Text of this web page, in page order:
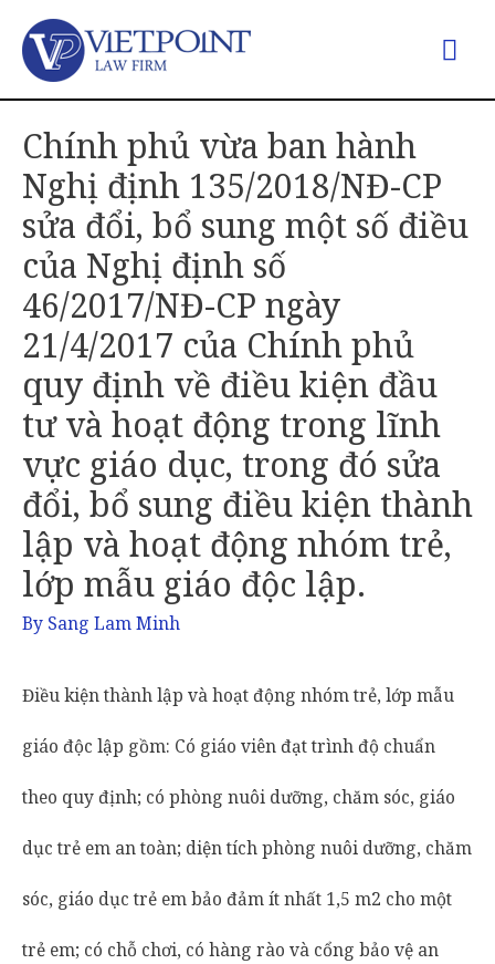
Chính phủ vừa ban hành
Nghị định 135/2018/NĐ-CP
sửa đổi, bổ sung một số điều
của Nghị định số
46/2017/NĐ-CP ngày
21/4/2017 của Chính phủ
quy định về điều kiện đầu
tư và hoạt động trong lĩnh
vực giáo dục, trong đó sửa
đổi, bổ sung điều kiện thành
lập và hoạt động nhóm trẻ,
lớp mẫu giáo độc lập.
By Sang Lam Minh
Điều kiện thành lập và hoạt động nhóm trẻ, lớp mẫu
giáo độc lập gồm: Có giáo viên đạt trình độ chuẩn
theo quy định; có phòng nuôi dưỡng, chăm sóc, giáo
dục trẻ em an toàn; diện tích phòng nuôi dưỡng, chăm
sóc, giáo dục trẻ em bảo đảm ít nhất 1,5 m2 cho một
trẻ em; có chỗ chơi, có hàng rào và cổng bảo vệ an